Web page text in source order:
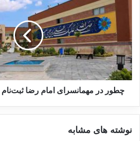
چطور در مهمانسرای امام رضا ثبت‌نام کنیم؟ 4
نوشته های مشابه